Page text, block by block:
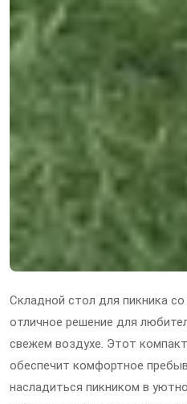
Складной стол для пикника
отличное решение для
свежем воздухе. Этот
обеспечит комфортное
насладиться пикником в